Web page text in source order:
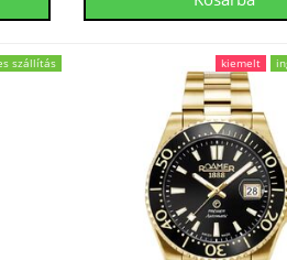
szállítás kiemelt